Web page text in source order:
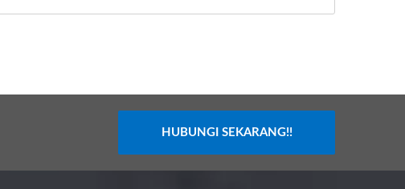
HUBUNGI SEKARANG!!